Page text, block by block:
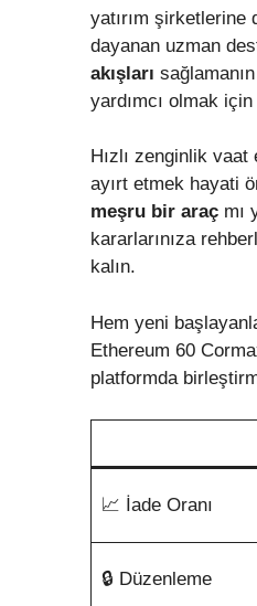
yatırım
dayanan uzman
akışları
yardımcı olmak
Hızlı zenginlik
ayırt etmek hayati
meşru bir araç mı
kararlarınıza
kalın.
Hem yeni
Ethereum 60
platformda
📈 İade Oranı
🔒 Düzenleme